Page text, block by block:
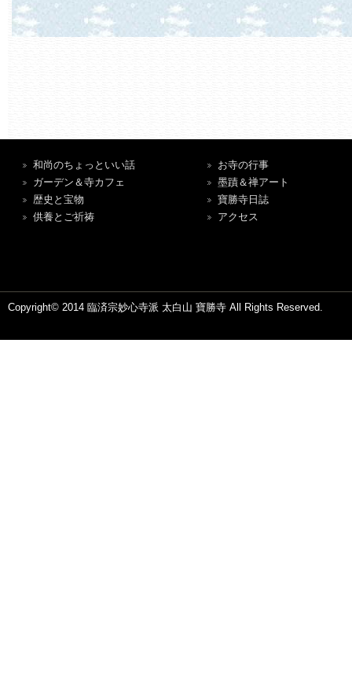
和尚のちょっといい話
ガーデン＆寺カフェ
歴史と宝物
供養とご祈祷
お寺の行事
墨蹟＆禅アート
寶勝寺日誌
アクセス
Copyright© 2014 臨済宗妙心寺派 太白山 寶勝寺 All Rights Reserved.